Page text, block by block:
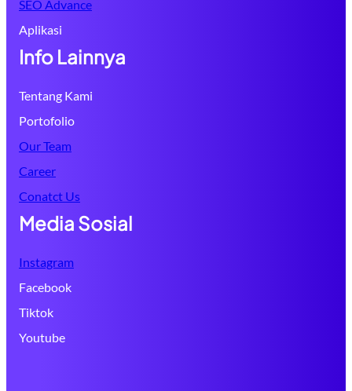
SEO Advance
Aplikasi
Info Lainnya
Tentang Kami
Portofolio
Our Team
Career
Conatct Us
Media Sosial
Instagram
Facebook
Tiktok
Youtube